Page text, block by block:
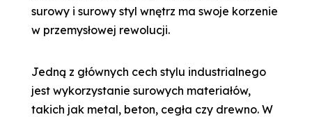
surowy i surowy styl wnętrz ma swoje korzenie
w przemysłowej rewolucji.
Jedną z głównych cech stylu industrialnego
jest wykorzystanie surowych materiałów,
takich jak metal, beton, cegła czy drewno. W